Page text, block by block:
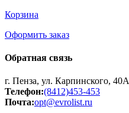
Корзина
Оформить заказ
Обратная связь
г. Пенза, ул. Карпинского, 40А
Телефон:(8412)453-453
Почта:opt@evrolist.ru